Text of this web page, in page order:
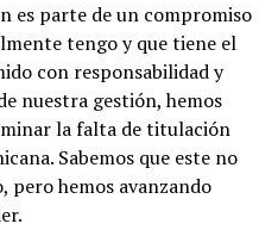
es parte de un compromiso
tengo y que tiene el
con responsabilidad y
nuestra gestión, hemos
la falta de titulación
Sabemos que este no
pero hemos avanzando